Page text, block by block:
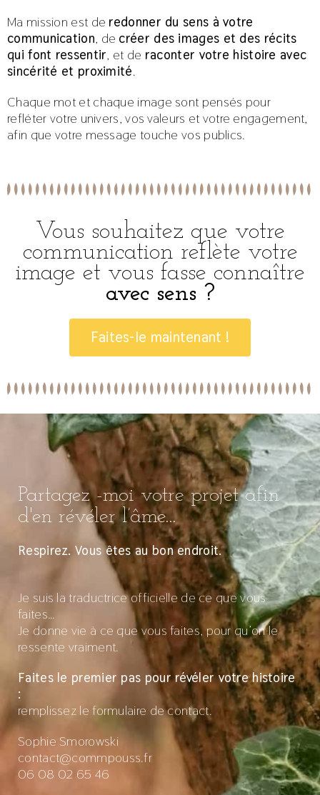
Ma mission est de redonner du sens à votre
communication, de créer des images et des récits
qui font ressentir, et de raconter votre histoire avec
sincérité et proximité.
Chaque mot et chaque image sont pensés pour
refléter votre univers, vos valeurs et votre engagement,
afin que votre message touche vos publics.
Vous souhaitez que votre
communication reflète votre
image et vous fasse connaître
avec sens ?
Faites-le maintenant !
Partagez -moi votre projet afin
d'en révéler l’âme...
Respirez. Vous êtes au bon endroit.
Je suis la traductrice officielle de ce que vous
faites…
Je donne vie à ce que vous faites, pour qu’on le
ressente vraiment.
Faites le premier pas pour révéler votre histoire
:
remplissez le formulaire de contact.
Sophie Smorowski
contact@commpouss.fr
06 08 02 65 46